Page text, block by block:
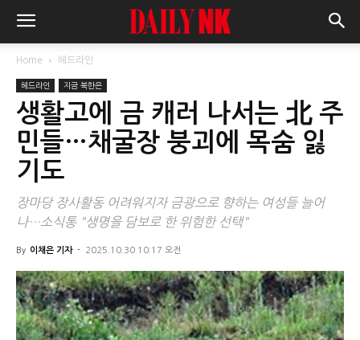
Home 헤드라인
헤드라인 지금 북한은
생활고에 금 캐러 나서는 北 주
민들…채굴장 붕괴에 목숨 잃
기도
장마당 장사활동 어려워지자 금광으로 향하는 여성들 늘어
나…소식통 "생명을 담보로 한 위험한 선택"
By 이채은 기자 - 2025.10.30 10:17 오전